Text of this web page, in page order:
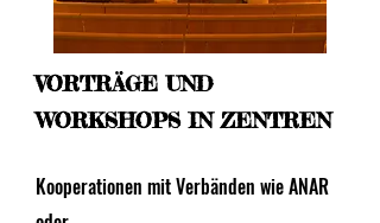
VORTRÄGE UND
WORKSHOPS IN ZENTREN
Kooperationen mit Verbänden wie ANAR